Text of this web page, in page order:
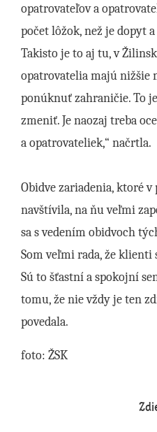
opatrovateľov a
počet lôžok, než je dopyt
Takisto je to aj tu, v
opatrovatelia majú nižšie
ponúknuť zahraničie. To
zmeniť. Je naozaj treba
a opatrovateliek,“ načrtla.
Obidve zariadenia, ktoré
navštívila, na ňu veľmi
sa s vedením obidvoch
Som veľmi rada, že klienti
Sú to šťastní a spokojní
tomu, že nie vždy je ten
povedala.
foto: ŽSK